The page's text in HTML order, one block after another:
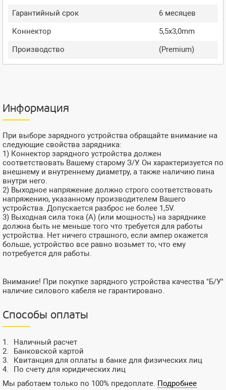
Гарантийный срок
6 месяцев
Коннектор
5,5x3,0mm
Производство
(Premium)
Информация
При выборе зарядного устройства обращайте внимание на
следующие свойства зарядника:
1) Коннектор зарядного устройства должен
соответствовать Вашему старому З/У. Он характеризуется по
внешнему и внутреннему диаметру, а также наличию пина
внутри него.
2) Выходное напряжение должно строго соответствовать
напряжению, указанному производителем Вашего
устройства. Допускается разброс не более 1,5V.
3) Выходная сила тока (А) (или мощность) на заряднике
должна быть не меньше того что требуется для работы
устройства. Нет ничего страшного, если ампер окажется
больше, устройство все равно возьмет то, что ему
потребуется для работы.
Внимание! При покупке зарядного устройства качества "Б/У"
наличие силового кабеля не гарантировано.
Способы оплаты
Наличный расчет
Банковской картой
Квитанция для оплаты в банке для физических лиц
По счету для юридических лиц
Мы работаем только по 100% предоплате. Подробнее